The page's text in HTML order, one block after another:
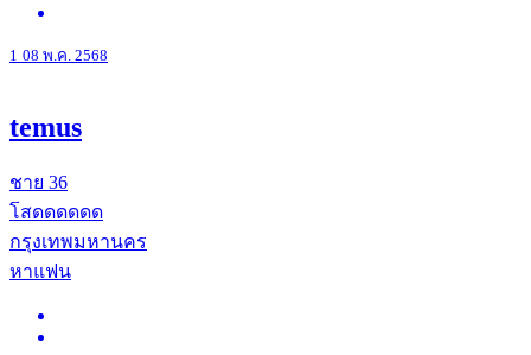
1 08 พ.ค. 2568
temus
ชาย 36
โสดดดดดด
กรุงเทพมหานคร
หาแฟน